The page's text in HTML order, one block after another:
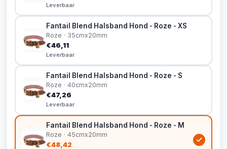
Leverbaar
Fantail Blend Halsband Hond - Roze - XS
Roze · 35cmx20mm
€46,11
Leverbaar
Fantail Blend Halsband Hond - Roze - S
Roze · 40cmx20mm
€47,26
Leverbaar
Fantail Blend Halsband Hond - Roze - M
Roze · 45cmx20mm
€48,42